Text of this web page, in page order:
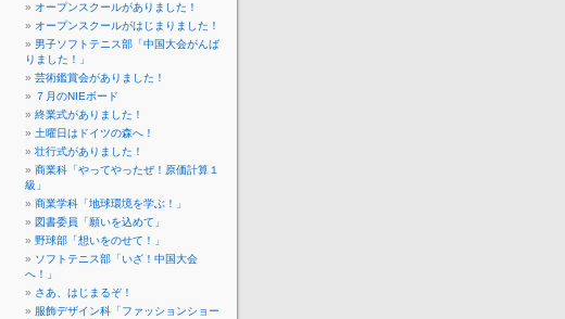
オープンスクールがありました！
オープンスクールがはじまりました！
男子ソフトテニス部「中国大会がんば
りました！」
芸術鑑賞会がありました！
７月のNIEボード
終業式がありました！
土曜日はドイツの森へ！
壮行式がありました！
商業科「やってやったぜ！原価計算１
級」
商業学科「地球環境を学ぶ！」
図書委員「願いを込めて」
野球部「想いをのせて！」
ソフトテニス部「いざ！中国大会
へ！」
さあ、はじまるぞ！
服飾デザイン科「ファッションショー